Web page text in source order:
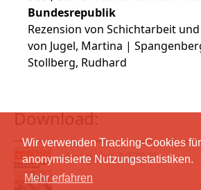
Wir verwenden Tracking-Cookies für
anonymisierte Nutzungsstatistiken.
Mehr erfahren
Bundesrepublik
Rezension von Schichtarbeit
von Jugel, Martina |
Stollberg, Rudhard
Download:
Ausgabe 1979/6